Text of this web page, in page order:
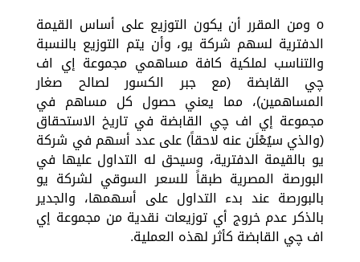
o ومن المقرر أن يكون التوزيع على أساس القيمة
الدفترية لسهم شركة يو، وأن يتم التوزيع بالنسبة
والتناسب لملكية كافة مساهمي مجموعة إي اف
چي القابضة (مع جبر الكسور لصالح صغار
المساهمين)، مما يعني حصول كل مساهم في
مجموعة إي اف چي القابضة في تاريخ الاستحقاق
(والذي سيُعْلَن عنه لاحقاً) على عدد أسهم في شركة
يو بالقيمة الدفترية، وسيحق له التداول عليها في
البورصة المصرية طبقاً للسعر السوقي لشركة يو
بالبورصة عند بدء التداول على أسهمها، والجدير
بالذكر عدم خروج أي توزيعات نقدية من مجموعة إي
اف چي القابضة كأثر لهذه العملية.